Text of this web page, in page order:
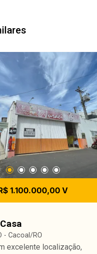
1.100.000,00 V
- Cacoal/RO
excelente localização,